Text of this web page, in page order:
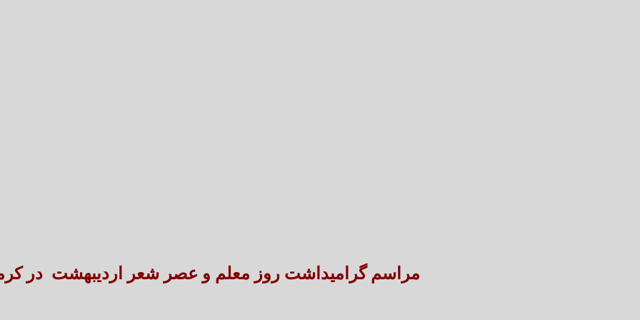
تعارض قوانین؛ مانع پنهان سنددار شدن بخش
طنین شعر عاشورایی در
مراسم گرامیداشت روز معلم و عصر شعر اردیبهشت در